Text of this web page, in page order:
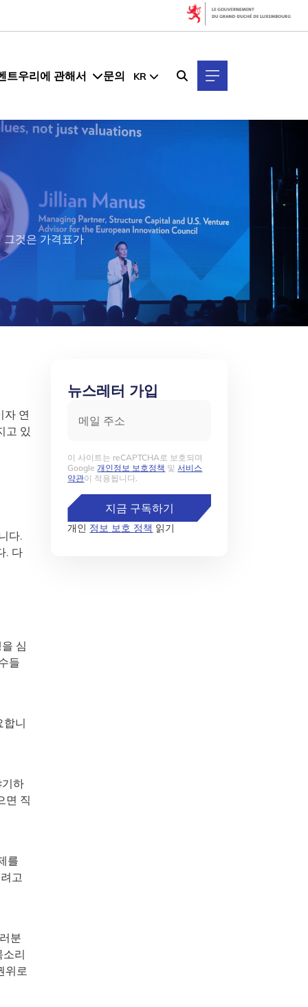
트우리에 관해서 문의 KR
것은 가격표가
자 연
고 있
다.
. 다
심
들
합니
하
면 직
를
고
분
리
위로
뉴스레터 가입
이 사이트는 reCAPTCHA로 보호되며
Google개인정보 보호정책 및서비스
약관이 적용됩니다.
지금 구독하기
개인 정보 보호 정책 읽기